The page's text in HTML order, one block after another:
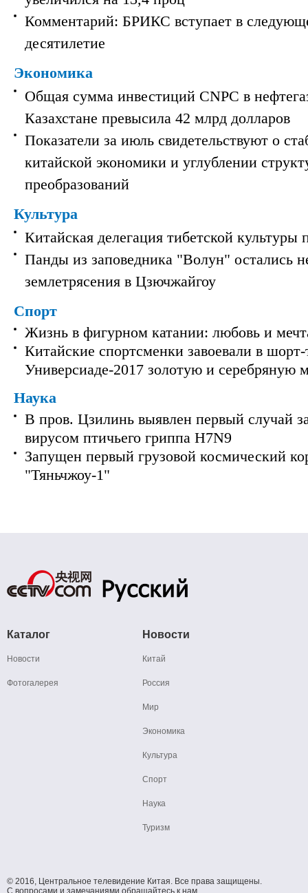
Комментарий: БРИКС вступает в
десятилетие
Экономика
Общая сумма инвестиций CNPC в
Казахстане превысила 42 млрд долларов
Показатели за июль свидетельствуют о
китайской экономики и углублении
преобразований
Культура
Китайская делегация тибетской культуры
Панды из заповедника "Волун" остались
землетрясения в Цзючжайгоу
Спорт
Жизнь в фигурном катании: любовь и
Китайские спортсменки завоевали в шорт-
Универсиаде-2017 золотую и серебряную
Наука
В пров. Цзилинь выявлен первый случай
вирусом птичьего гриппа H7N9
Запущен первый грузовой космический
"Тяньчжоу-1"
Каталог
Новости
Фотогалерея
Новости
Китай
Россия
Мир
Экономика
Культура
Спорт
Наука
Туризм
© 2016, Центральное телевидение Китая. Все права защищены.
С вопросами и замечаниями обращайтесь к нам.